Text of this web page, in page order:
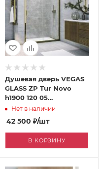
Душевая дверь VEGAS
GLASS ZP Tur Novo
h1900 120 05
Crystalvision
[060449655]
Нет в наличии
42 500 ₽/шт
В КОРЗИНУ